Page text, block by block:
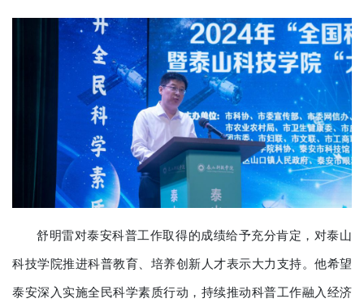
舒明雷对泰安科普工作取得的成绩给予充分肯定，对泰山
科技学院推进科普教育、培养创新人才表示大力支持。他希望
泰安深入实施全民科学素质行动，持续推动科普工作融入经济